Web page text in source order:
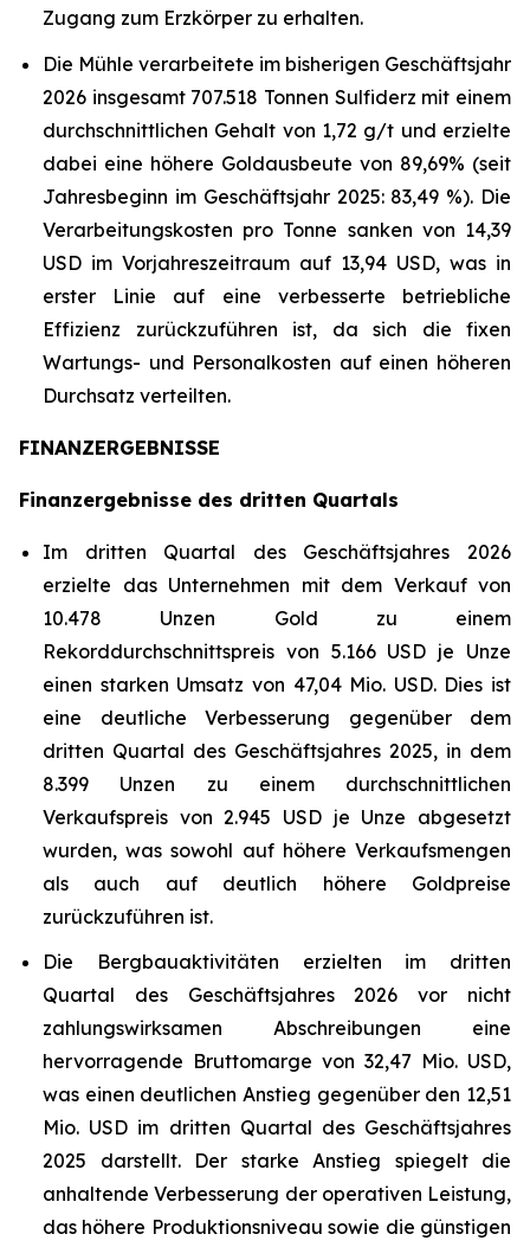
Zugang zum Erzkörper zu erhalten.
Die Mühle verarbeitete im bisherigen Geschäftsjahr
2026 insgesamt 707.518 Tonnen Sulfiderz mit einem
durchschnittlichen Gehalt von 1,72 g/t und erzielte
dabei eine höhere Goldausbeute von 89,69% (seit
Jahresbeginn im Geschäftsjahr 2025: 83,49 %). Die
Verarbeitungskosten pro Tonne sanken von 14,39
USD im Vorjahreszeitraum auf 13,94 USD, was in
erster Linie auf eine verbesserte betriebliche
Effizienz zurückzuführen ist, da sich die fixen
Wartungs- und Personalkosten auf einen höheren
Durchsatz verteilten.
FINANZERGEBNISSE
Finanzergebnisse des dritten Quartals
Im dritten Quartal des Geschäftsjahres 2026
erzielte das Unternehmen mit dem Verkauf von
10.478 Unzen Gold zu einem
Rekorddurchschnittspreis von 5.166 USD je Unze
einen starken Umsatz von 47,04 Mio. USD. Dies ist
eine deutliche Verbesserung gegenüber dem
dritten Quartal des Geschäftsjahres 2025, in dem
8.399 Unzen zu einem durchschnittlichen
Verkaufspreis von 2.945 USD je Unze abgesetzt
wurden, was sowohl auf höhere Verkaufsmengen
als auch auf deutlich höhere Goldpreise
zurückzuführen ist.
Die Bergbauaktivitäten erzielten im dritten
Quartal des Geschäftsjahres 2026 vor nicht
zahlungswirksamen Abschreibungen eine
hervorragende Bruttomarge von 32,47 Mio. USD,
was einen deutlichen Anstieg gegenüber den 12,51
Mio. USD im dritten Quartal des Geschäftsjahres
2025 darstellt. Der starke Anstieg spiegelt die
anhaltende Verbesserung der operativen Leistung,
das höhere Produktionsniveau sowie die günstigen